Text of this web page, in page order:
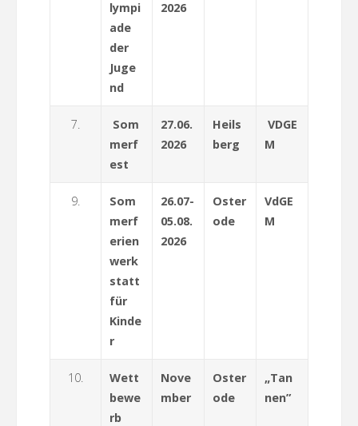
lympi
ade
der
Juge
nd
2026
7.
Som
merf
est
27.06.
2026
Heils
berg
VDGE
M
9.
Som
merf
erien
werk
statt
für
Kinde
r
26.07-
05.08.
2026
Oster
ode
VdGE
M
10.
Wett
bewe
rb
Nove
mber
Oster
ode
„Tan
nen”